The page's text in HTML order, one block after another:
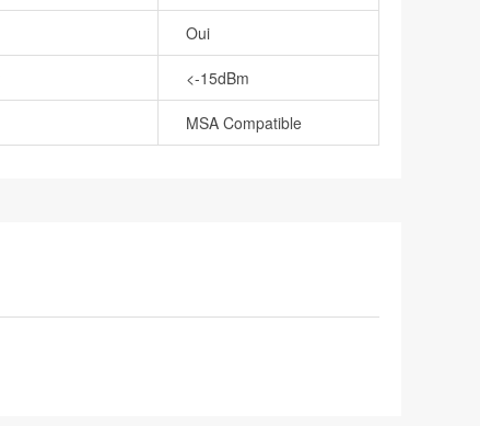
Oui
<-15dBm
MSA Compatible